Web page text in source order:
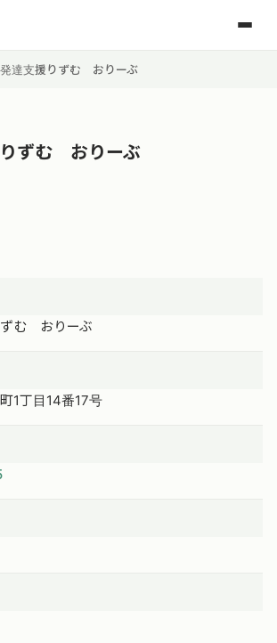
発達支援りずむ おりーぶ
ずむ おりーぶ
ずむ おりーぶ
1丁目14番17号